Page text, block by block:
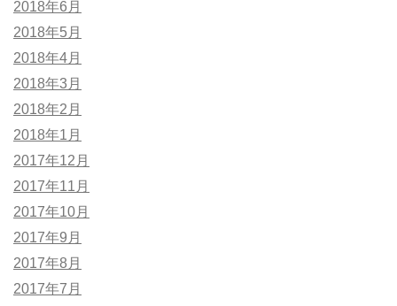
2018年6月
2018年5月
2018年4月
2018年3月
2018年2月
2018年1月
2017年12月
2017年11月
2017年10月
2017年9月
2017年8月
2017年7月